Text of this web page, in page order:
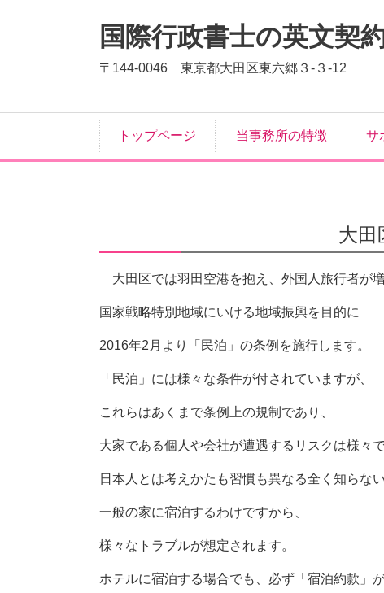
国際行政書士の英文契
〒144-0046 東京都大田区東六郷３-３-12
トップページ 当事務所の特徴 サ
大田
大田区では羽田空港を抱え、 外国人旅行者が
国家戦略特別地域にいける地域振興を目的に
2016年2月より「民泊」の条例を施行します。
「民泊」には様々な条件が付されていますが、
これらはあくまで条例上の規制であり、
大家である個人や会社が遭遇するリスクは様々で
日本人とは考えかたも習慣も異なる全く知らな
一般の家に宿泊するわけですから、
様々なトラブルが想定されます。
ホテルに宿泊する場合でも、必ず「宿泊約款」